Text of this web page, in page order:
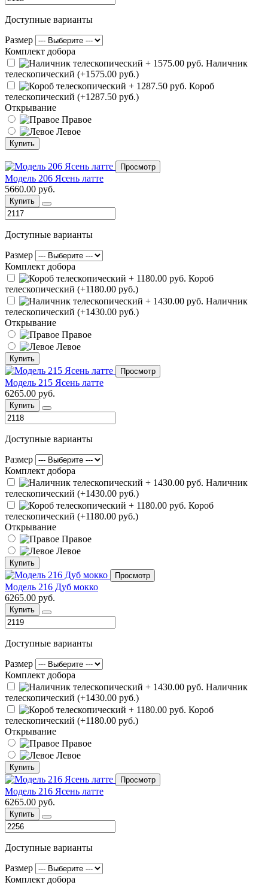
Доступные варианты
Размер
Комплект добора
Наличник
телескопический (+1575.00 руб.)
Короб
телескопический (+1287.50 руб.)
Открывание
Правое
Левое
Купить
Просмотр
Модель 206 Ясень латте
5660.00 руб.
Купить
Доступные варианты
Размер
Комплект добора
Короб
телескопический (+1180.00 руб.)
Наличник
телескопический (+1430.00 руб.)
Открывание
Правое
Левое
Купить
Просмотр
Модель 215 Ясень латте
6265.00 руб.
Купить
Доступные варианты
Размер
Комплект добора
Наличник
телескопический (+1430.00 руб.)
Короб
телескопический (+1180.00 руб.)
Открывание
Правое
Левое
Купить
Просмотр
Модель 216 Дуб мокко
6265.00 руб.
Купить
Доступные варианты
Размер
Комплект добора
Наличник
телескопический (+1430.00 руб.)
Короб
телескопический (+1180.00 руб.)
Открывание
Правое
Левое
Купить
Просмотр
Модель 216 Ясень латте
6265.00 руб.
Купить
Доступные варианты
Размер
Комплект добора